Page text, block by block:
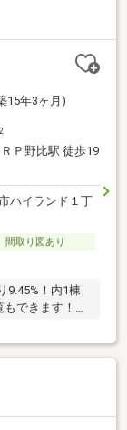
15年3ヶ月)
2
Ｐ野比駅 徒歩19
ハイランド１丁
間取り図あり
9.45%！内1棟
できます！居